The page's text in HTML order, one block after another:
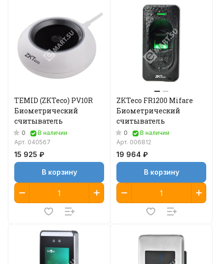
TEMID (ZKTeco) PV10R
Биометрический
считыватель
0
В наличии
Арт. 040567
15 925 ₽
В корзину
ZKTeco FR1200 Mifare
Биометрический
считыватель
0
В наличии
Арт. 006812
19 964 ₽
В корзину